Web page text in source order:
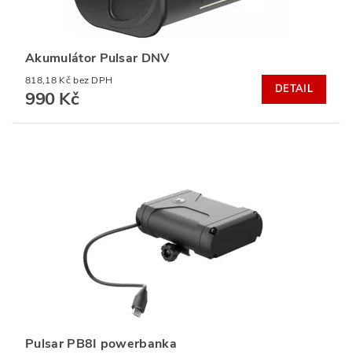
Akumulátor Pulsar DNV
818,18 Kč bez DPH
990 Kč DETAIL
Pulsar PB8I powerbanka